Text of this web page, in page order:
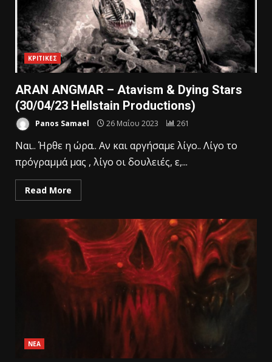
ΚΡΙΤΙΚΕΣ
ARAN ANGMAR – Atavism & Dying Stars
(30/04/23 Hellstain Productions)
Panos Samael 26 Μαΐου 2023 261
Ναι.. Ήρθε η ώρα.. Αν και αργήσαμε λίγο.. Λίγο το
πρόγραμμά μας , λίγο οι δουλειές, ε,...
Read More
ΝΕΑ